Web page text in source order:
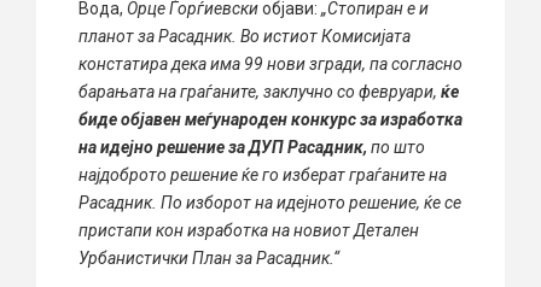
Вода, Орце Ѓорѓиевскиобјави: „Стопиран е и
планот за Расадник. Во истиот Комисијата
констатира дека има 99 нови згради, па согласно
барањата на граѓаните, заклучно со февруари, ќе
биде објавен меѓународен конкурс за изработка
на идејно решение за ДУП Расадник, по што
најдоброто решение ќе го изберат граѓаните на
Расадник. По изборот на идејното решение, ќе се
пристапи кон изработка на новиот Детален
Урбанистички План за Расадник.“